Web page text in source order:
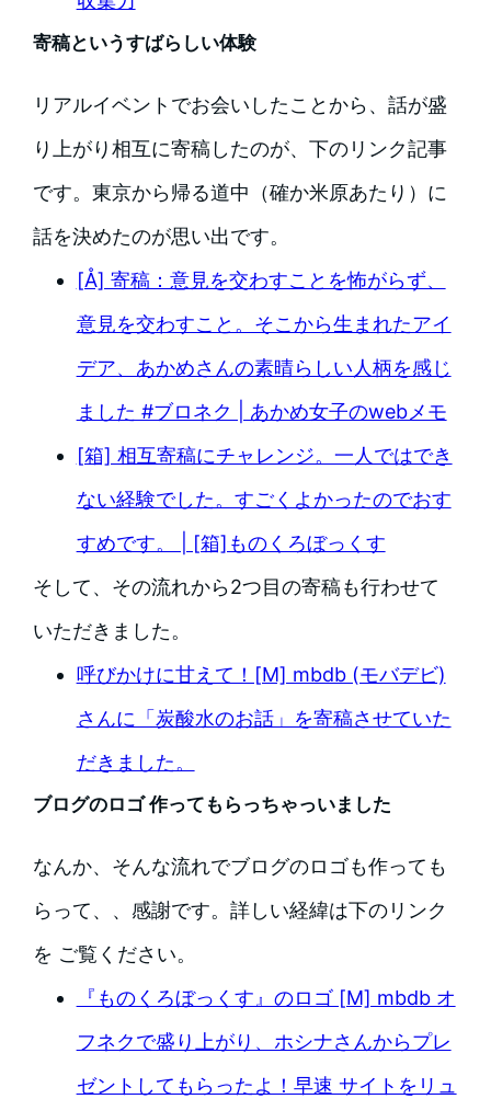
寄稿というすばらしい体験
リアルイベントでお会いしたことから、話が盛
り上がり相互に寄稿したのが、下のリンク記事
です。東京から帰る道中（確か米原あたり）に
話を決めたのが思い出です。
[Å] 寄稿：意見を交わすことを怖がらず、
意見を交わすこと。そこから生まれたアイ
デア、あかめさんの素晴らしい人柄を感じ
ました #ブロネク | あかめ女子のwebメモ
[箱] 相互寄稿にチャレンジ。一人ではでき
ない経験でした。すごくよかったのでおす
すめです。 | [箱]ものくろぼっくす
そして、その流れから2つ目の寄稿も行わせて
いただきました。
呼びかけに甘えて！[M] mbdb (モバデビ)
さんに「炭酸水のお話」を寄稿させていた
だきました。
ブログのロゴ 作ってもらっちゃっいました
なんか、そんな流れでブログのロゴも作っても
らって、、感謝です。詳しい経緯は下のリンク
を ご覧ください。
『ものくろぼっくす』のロゴ [M] mbdb オ
フネクで盛り上がり、ホシナさんからプレ
ゼントしてもらったよ！早速 サイトをリュ